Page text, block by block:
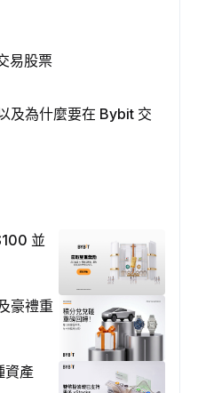
易股票
及為什麼要在 Bybit 交
並
豪禮重
資產